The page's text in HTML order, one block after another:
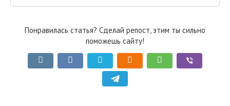
Понравилась статья? Сделай репост, этим ты сильно
поможешь сайту!